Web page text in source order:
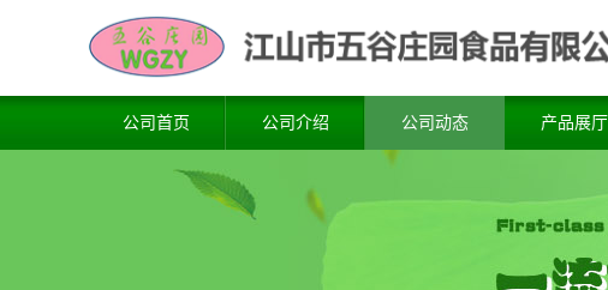
公司首页 公司介绍 公司动态 产品展厅